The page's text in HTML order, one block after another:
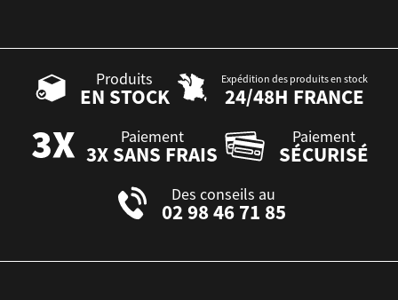
Produits
EN STOCK
Expédition des produits en stock
24/48H FRANCE
Paiement
3X SANS FRAIS
Paiement
SÉCURISÉ
Des conseils au
02 98 46 71 85